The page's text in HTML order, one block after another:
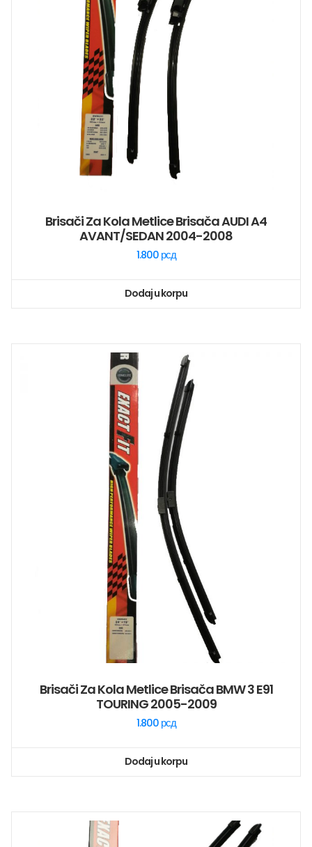
Brisači Za Kola Metlice Brisača AUDI A4
AVANT/SEDAN 2004-2008
1.800 рсд
Dodaj u korpu
Brisači Za Kola Metlice Brisača BMW 3 E91
TOURING 2005-2009
1.800 рсд
Dodaj u korpu